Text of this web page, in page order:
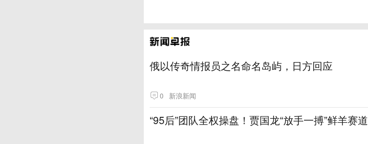
俄以传奇情报员之名命名岛屿，日方回应
0 新浪新闻
“95后”团队全权操盘！贾国龙“放手一搏”鲜羊赛道